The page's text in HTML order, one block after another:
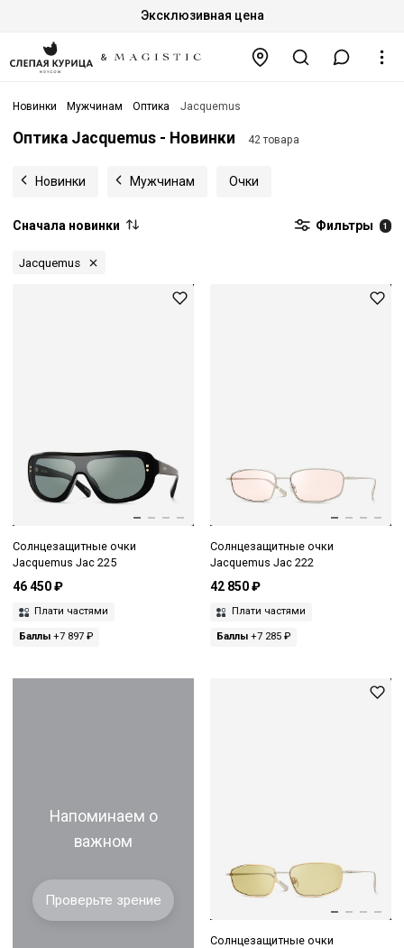
Эксклюзивная цена
Новинки Мужчинам Оптика Jacquemus
Оптика Jacquemus - Новинки 42 товара
Новинки Мужчинам Очки
Сначала новинки Фильтры 1
Jacquemus
Солнцезащитные очки
Jacquemus Jac 225
46 450 ₽
Плати частями
Баллы +7 897 ₽
Солнцезащитные очки
Jacquemus Jac 222
42 850 ₽
Плати частями
Баллы+7 285 ₽
Напоминаем о
важном
Проверьте зрение
Солнцезащитные очки